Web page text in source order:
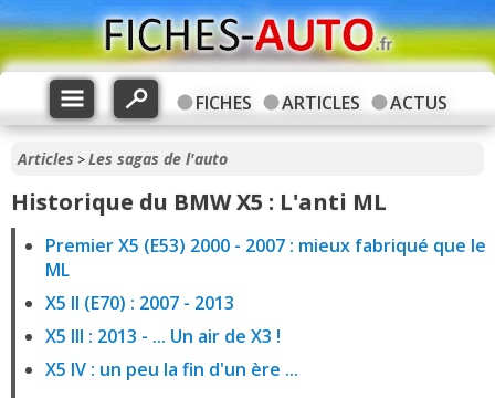
FICHES ARTICLES ACTUS
Articles >Les sagas de l'auto
Historique du BMW X5 : L'anti ML
Premier X5 (E53) 2000 - 2007 : mieux fabriqué que le
ML
X5 II (E70) : 2007 - 2013
X5 III : 2013 - ... Un air de X3 !
X5 IV : un peu la fin d'un ère ...